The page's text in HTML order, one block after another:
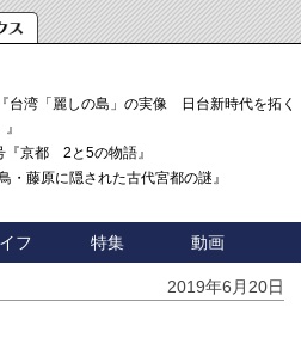
台湾「麗しの島」の実像 日台新時代を拓く
『京都 2と5の物語』
・藤原に隠された古代宮都の謎』
フ 特集 動画
2019年6月20日